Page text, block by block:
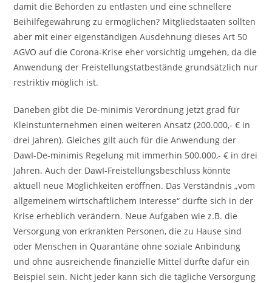
damit die Behörden zu entlasten und eine schnellere
Beihilfegewährung zu ermöglichen? Mitgliedstaaten sollten
aber mit einer eigenständigen Ausdehnung dieses Art 50
AGVO auf die Corona-Krise eher vorsichtig umgehen, da die
Anwendung der Freistellungstatbestände grundsätzlich nur
restriktiv möglich ist.
Daneben gibt die De-minimis Verordnung jetzt grad für
Kleinstunternehmen einen weiteren Ansatz (200.000,- € in
drei Jahren). Gleiches gilt auch für die Anwendung der
DawI-De-minimis Regelung mit immerhin 500.000,- € in drei
Jahren. Auch der DawI-Freistellungsbeschluss könnte
aktuell neue Möglichkeiten eröffnen. Das Verständnis „vom
allgemeinem wirtschaftlichem Interesse“ dürfte sich in der
Krise erheblich verändern. Neue Aufgaben wie z.B. die
Versorgung von erkrankten Personen, die zu Hause sind
oder Menschen in Quarantäne ohne soziale Anbindung
und ohne ausreichende finanzielle Mittel dürfte dafür ein
Beispiel sein. Nicht jeder kann sich die tägliche Versorgung